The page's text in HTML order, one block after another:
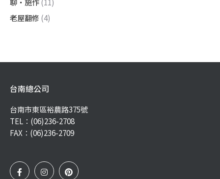
老屋翻修 (4)
台南總公司
台南市東區裕農路375號
TEL： (06)236-2708
FAX：(06)236-2709